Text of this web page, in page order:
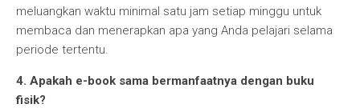
meluangkan waktu minimal satu jam setiap minggu untuk
membaca dan menerapkan apa yang Anda pelajari selama
periode tertentu.
4. Apakah e-book sama bermanfaatnya dengan buku
fisik?